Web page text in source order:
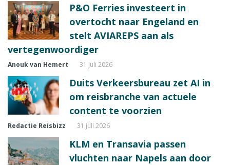
P&O Ferries investeert in
overtocht naar Engeland en
stelt AVIAREPS aan als
vertegenwoordiger
Anouk van Hemert 31 juli 2026
Duits Verkeersbureau zet AI in
om reisbranche van actuele
content te voorzien
Redactie Reisbizz 31 juli 2026
KLM en Transavia passen
vluchten naar Napels aan door